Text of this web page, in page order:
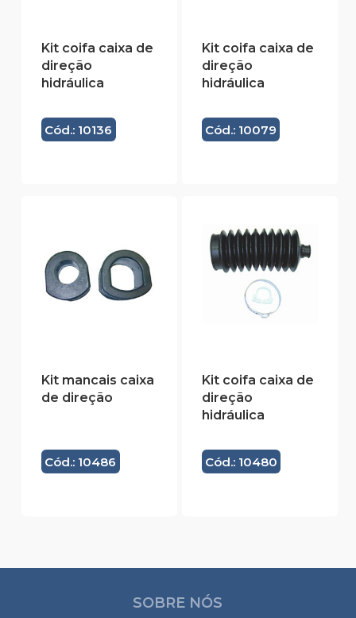
Kit coifa caixa de
direção
hidráulica
Cód.: 10136
Kit coifa caixa de
direção
hidráulica
Cód.: 10079
Kit mancais caixa
de direção
Cód.: 10486
Kit coifa caixa de
direção
hidráulica
Cód.: 10480
SOBRE NÓS